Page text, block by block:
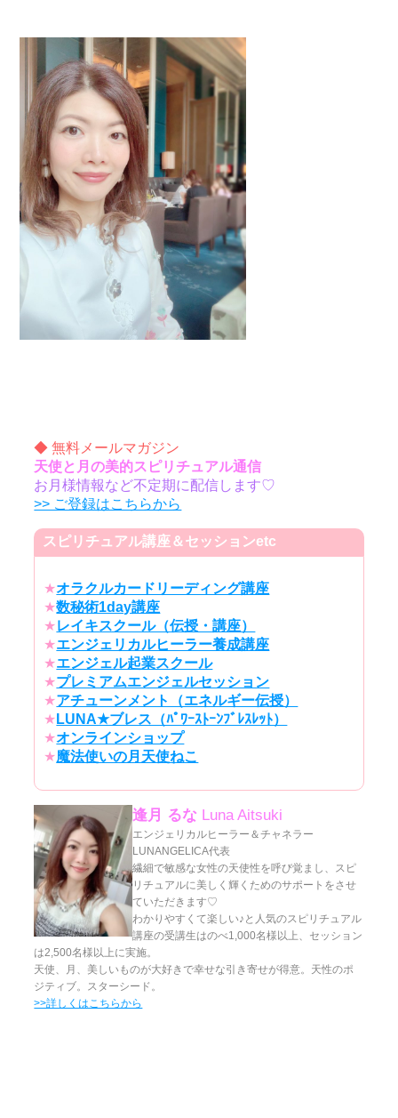
◆ 無料メールマガジン
天使と月の美的スピリチュアル通信
お月様情報など不定期に配信します♡
>> ご登録はこちらから
スピリチュアル講座＆セッションetc
★オラクルカードリーディング講座
★数秘術1day講座
★レイキスクール（伝授・講座）
★エンジェリカルヒーラー養成講座
★エンジェル起業スクール
★プレミアムエンジェルセッション
★アチューンメント（エネルギー伝授）
★ LUNA★ブレス（ﾊﾟﾜｰｽﾄｰﾝﾌﾞﾚｽﾚｯﾄ）
★オンラインショップ
★魔法使いの月天使ねこ
逢月 るな Luna Aitsuki
エンジェリカルヒーラー＆チャネラー
LUNANGELICA代表
繊細で敏感な女性の天使性を呼び覚まし、スピ
リチュアルに美しく輝くためのサポートをさせ
ていただきます♡
わかりやすくて楽しい♪と人気のスピリチュアル
講座の受講生はのべ1,000名様以上、セッション
は2,500名様以上に実施。
天使、月、美しいものが大好きで幸せな引き寄せが得意。天性のポ
ジティブ。スターシード。
>>詳しくはこちらから